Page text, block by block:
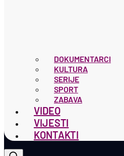
DOKUMENTARCI
KULTURA
SERIJE
SPORT
ZABAVA
VIDEO
VIJESTI
KONTAKTI